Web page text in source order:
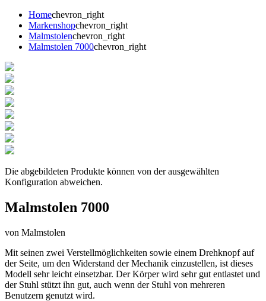
Homechevron_right
Markenshopchevron_right
Malmstolenchevron_right
Malmstolen 7000chevron_right
Die abgebildeten Produkte können von der ausgewählten
Konfiguration abweichen.
Malmstolen 7000
von Malmstolen
Mit seinen zwei Verstellmöglichkeiten sowie einem Drehknopf auf
der Seite, um den Widerstand der Mechanik einzustellen, ist dieses
Modell sehr leicht einsetzbar. Der Körper wird sehr gut entlastet und
der Stuhl stützt ihn gut, auch wenn der Stuhl von mehreren
Benutzern genutzt wird.